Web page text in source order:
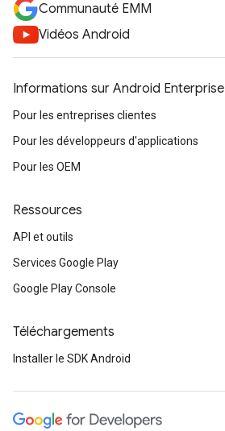
Communauté EMM
Vidéos Android
Informations sur Android Enterprise
Pour les entreprises clientes
Pour les développeurs d'applications
Pour les OEM
Ressources
API et outils
Services Google Play
Google Play Console
Téléchargements
Installer le SDK Android